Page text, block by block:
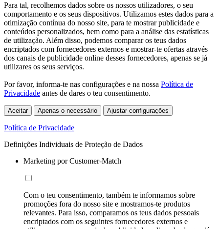
Para tal, recolhemos dados sobre os nossos utilizadores, o seu
comportamento e os seus dispositivos. Utilizamos estes dados para a
otimização contínua do nosso site, para te mostrar publicidade e
conteúdos personalizados, bem como para a análise das estatísticas
de utilização. Além disso, podemos comparar os teus dados
encriptados com fornecedores externos e mostrar-te ofertas através
dos canais de publicidade online desses fornecedores, apenas se já
utilizares os seus serviços.
Por favor, informa-te nas configurações e na nossa Política de
Privacidade antes de dares o teu consentimento.
Aceitar Apenas o necessário Ajustar configurações
Política de Privacidade
Definições Individuais de Proteção de Dados
Marketing por Customer-Match
Com o teu consentimento, também te informamos sobre
promoções fora do nosso site e mostramos-te produtos
relevantes. Para isso, comparamos os teus dados pessoais
encriptados com os seguintes fornecedores externos e